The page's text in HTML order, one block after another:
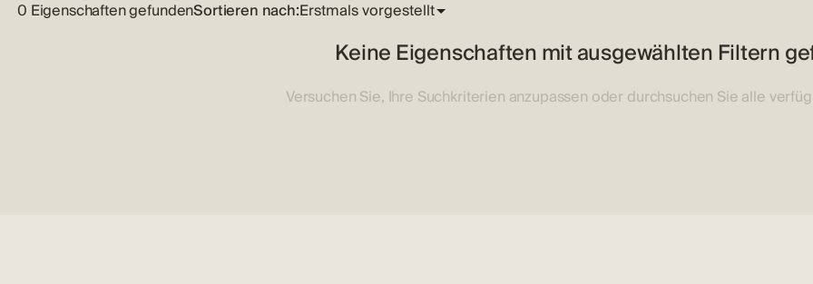
0 Eigenschaften gefundenSortieren nach:
Keine Eigenschaften mit ausgewählten Filtern
Versuchen Sie, Ihre Suchkriterien anzupassen oder durchsuchen Sie alle